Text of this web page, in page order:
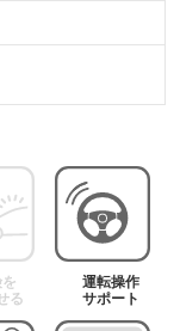
る
運転操作
サポート